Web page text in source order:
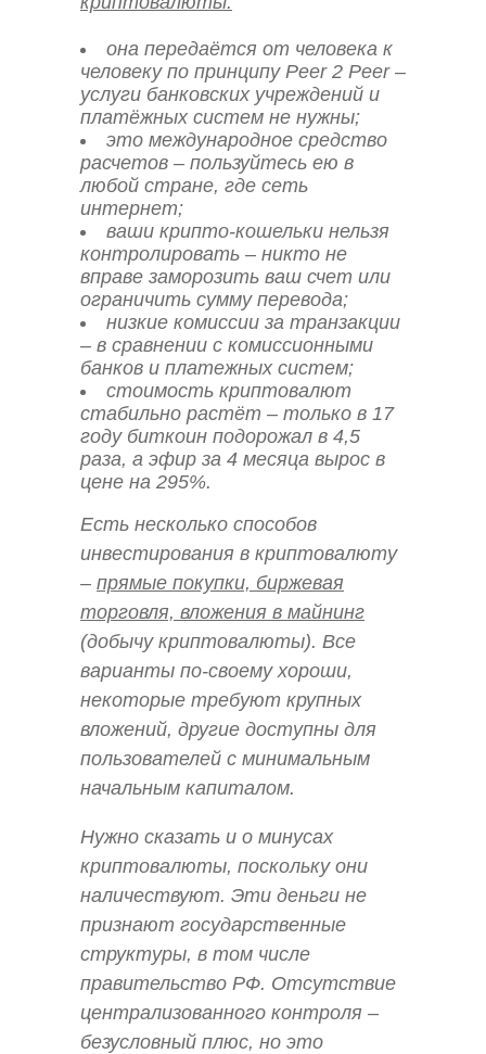
она передаётся от человека к
человеку по принципу Peer 2 Peer –
услуги банковских учреждений и
платёжных систем не нужны;
это международное средство
расчетов – пользуйтесь ею в
любой стране, где сеть
интернет;
ваши крипто-кошельки нельзя
контролировать – никто не
вправе заморозить ваш счет или
ограничить сумму перевода;
низкие комиссии за транзакции
– в сравнении с комиссионными
банков и платежных систем;
стоимость криптовалют
стабильно растёт – только в 17
году биткоин подорожал в 4,5
раза, а эфир за 4 месяца вырос в
цене на 295%.
Есть несколько способов
инвестирования в криптовалюту
– прямые покупки, биржевая
торговля, вложения в майнинг
(добычу криптовалюты). Все
варианты по-своему хороши,
некоторые требуют крупных
вложений, другие доступны для
пользователей с минимальным
начальным капиталом.
Нужно сказать и о минусах
криптовалюты, поскольку они
наличествуют. Эти деньги не
признают государственные
структуры, в том числе
правительство РФ. Отсутствие
централизованного контроля –
безусловный плюс, но это